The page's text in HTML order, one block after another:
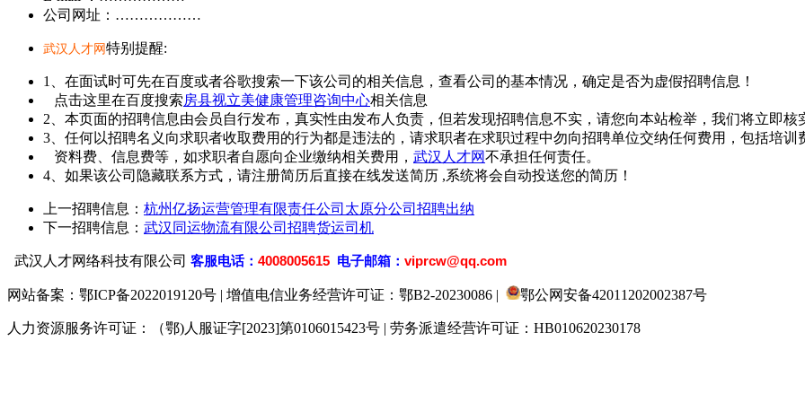
公司网址：………………
武汉人才网 特别提醒:
1、在面试时可先在百度或者谷歌搜索一下该公司的相关信息，查看公司的基本情况，确定是否为虚假招聘信息！
点击这里在百度搜索房县视立美健康管理咨询中心相关信息
2、本页面的招聘信息由会员自行发布，真实性由发布人负责，但若发现招聘信息不实，请您向本站检举，我们将立即核
3、任何以招聘名义向求职者收取费用的行为都是违法的，请求职者在求职过程中勿向招聘单位交纳任何费用，包括培训
资料费、信息费等，如求职者自愿向企业缴纳相关费用， 武汉人才网不承担任何责任。
4、如果该公司隐藏联系方式，请注册简历后直接在线发送简历 ,系统将会自动投送您的简历！
上一招聘信息： 杭州亿扬运营管理有限责任公司太原分公司招聘出纳
下一招聘信息： 武汉同运物流有限公司招聘货运司机
武汉人才网络科技有限公司 客服电话： 4008005615 电子邮箱： viprcw@qq.com
网站备案： 鄂ICP备2022019120号 | 增值电信业务经营许可证：鄂B2-20230086 | 鄂公网安备42011202002387号
人力资源服务许可证：（鄂)人服证字[2023]第0106015423号 | 劳务派遣经营许可证：HB010620230178